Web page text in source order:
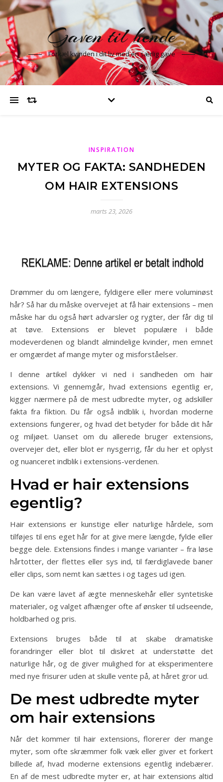
Gaven til hende
Forkæl kvinden i dit liv med en særlig gave
INSPIRATION
MYTER OG FAKTA: SANDHEDEN
OM HAIR EXTENSIONS
marts 23, 2026
Drømmer du om længere, fyldigere eller mere voluminøst
hår? Så har du måske overvejet at få hair extensions – men
måske har du også hørt advarsler og rygter, der får dig til
at tøve. Extensions er blevet populære i både
modeverdenen og blandt almindelige kvinder, men emnet
er omgærdet af mange myter og misforståelser.
I denne artikel dykker vi ned i sandheden om hair
extensions. Vi gennemgår, hvad extensions egentlig er,
kigger nærmere på de mest udbredte myter, og adskiller
fakta fra fiktion. Du får også indblik i, hvordan moderne
extensions fungerer, og hvad det betyder for både dit hår
og miljøet. Uanset om du allerede bruger extensions,
overvejer det, eller blot er nysgerrig, får du her et oplyst
og nuanceret indblik i extensions-verdenen.
Hvad er hair extensions
egentlig?
Hair extensions er kunstige eller naturlige hårdele, som
tilføjes til ens eget hår for at give mere længde, fylde eller
begge dele. Extensions findes i mange varianter – fra løse
hårtotter, der flettes eller sys ind, til færdiglavede baner
eller clips, som nemt kan sættes i og tages ud igen.
De kan være lavet af ægte menneskehår eller syntetiske
materialer, og valget afhænger ofte af ønsker til udseende,
holdbarhed og pris.
Extensions bruges både til at skabe dramatiske
forandringer eller blot til diskret at understøtte det
naturlige hår, og de giver mulighed for at eksperimentere
med nye frisurer uden at skulle vente på, at håret gror ud.
De mest udbredte myter
om hair extensions
Når det kommer til hair extensions, florerer der mange
myter, som ofte skræmmer folk væk eller giver et forkert
billede af, hvad moderne extensions egentlig indebærer.
En af de mest udbredte myter er, at hair extensions altid